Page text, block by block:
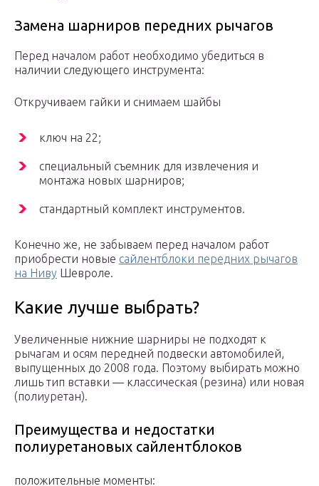
Замена шарниров передних рычагов
Перед началом работ необходимо убедиться в
наличии следующего инструмента:
Откручиваем гайки и снимаем шайбы
ключ на 22;
специальный съемник для извлечения и
монтажа новых шарниров;
стандартный комплект инструментов.
Конечно же, не забываем перед началом работ
приобрести новые сайлентблоки передних рычагов
на Ниву Шевроле.
Какие лучше выбрать?
Увеличенные нижние шарниры не подходят к
рычагам и осям передней подвески автомобилей,
выпущенных до 2008 года. Поэтому выбирать можно
лишь тип вставки — классическая (резина) или новая
(полиуретан).
Преимущества и недостатки
полиуретановых сайлентблоков
положительные моменты: